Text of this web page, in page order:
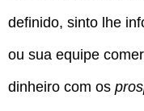
definido, sinto lhe
ou sua equipe
dinheiro com os